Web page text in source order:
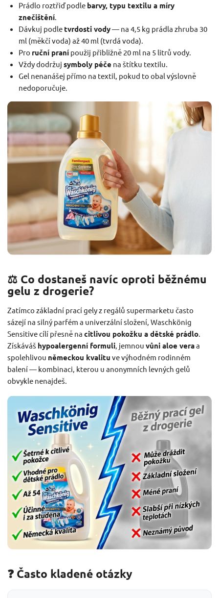
Prádlo roztřiď podle barvy, typu textilu a míry
znečištění.
Dávkuj podle tvrdosti vody— na 4,5 kg prádla zhruba 30
ml (měkčí voda) až 40 ml (tvrdá voda).
Pro ruční pranípoužij přibližně 20 ml na 5 litrů vody.
Vždy dodržuj symboly péče na štítku textilu.
Gel nenanášej přímo na textil, pokud to obal výslovně
nedoporučuje.
⚖️ Co dostaneš navíc oproti běžnému
gelu z drogerie?
Zatímco základní prací gely z regálů supermarketu často
sázejí na silný parfém a univerzální složení, Waschkönig
Sensitive cílí přesně na citlivou pokožku a dětské prádlo.
Získáváš hypoalergenní formuli, jemnou vůni aloe veraa
spolehlivou německou kvalitu ve výhodném rodinném
balení — kombinaci, kterou u anonymních levných gelů
obvykle nenajdeš.
❓ Často kladené otázky